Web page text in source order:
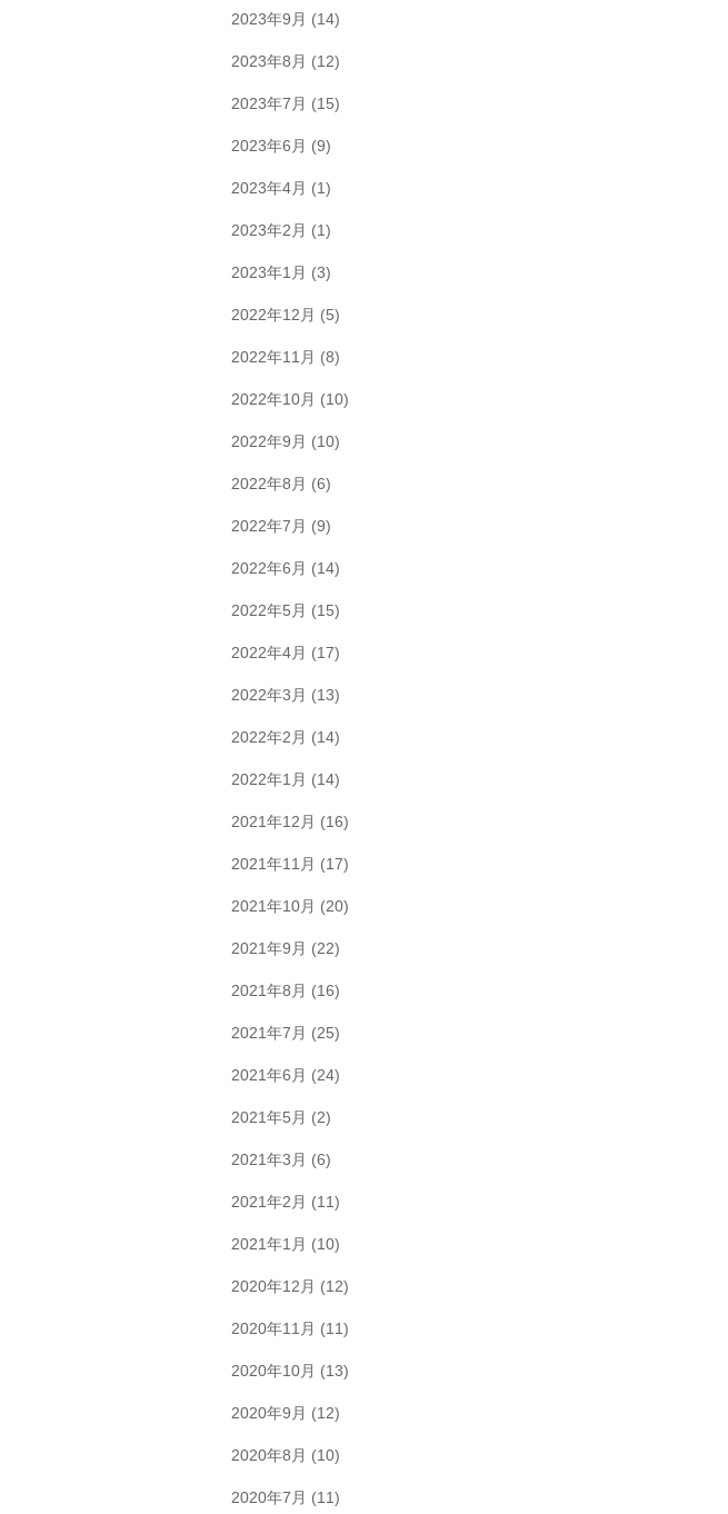
2023年9月 (14)
2023年8月 (12)
2023年7月 (15)
2023年6月 (9)
2023年4月 (1)
2023年2月 (1)
2023年1月 (3)
2022年12月 (5)
2022年11月 (8)
2022年10月 (10)
2022年9月 (10)
2022年8月 (6)
2022年7月 (9)
2022年6月 (14)
2022年5月 (15)
2022年4月 (17)
2022年3月 (13)
2022年2月 (14)
2022年1月 (14)
2021年12月 (16)
2021年11月 (17)
2021年10月 (20)
2021年9月 (22)
2021年8月 (16)
2021年7月 (25)
2021年6月 (24)
2021年5月 (2)
2021年3月 (6)
2021年2月 (11)
2021年1月 (10)
2020年12月 (12)
2020年11月 (11)
2020年10月 (13)
2020年9月 (12)
2020年8月 (10)
2020年7月 (11)